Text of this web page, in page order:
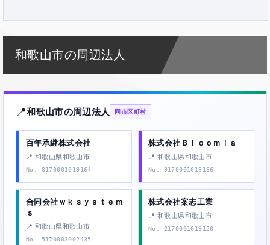
和歌山市の周辺法人
📍和歌山市の周辺法人 同市区町村
百年承継株式会社
📍 和歌山県和歌山市
No. 8170001019164
株式会社Ｂｌｏｏｍｉａ
📍 和歌山県和歌山市
No. 9170001019196
合同会社ｗｋｓｙｓｔｅｍ
ｓ
📍 和歌山県和歌山市
No. 5170003002435
株式会社案志工業
📍 和歌山県和歌山市
No. 2170001019120